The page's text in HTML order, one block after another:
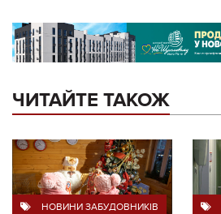
ЧИТАЙТЕ ТАКОЖ
НОВИНИ ЗАБУДОВНИКІВ